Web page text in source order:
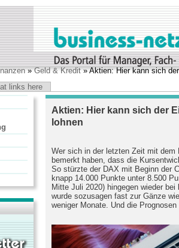
»Geld & Kredit» Aktien: Hier kann sich
links here
Aktien: Hier kann sich der
lohnen
Wer sich in der letzten Zeit mit
bemerkt haben, dass die
So stürzte der DAX mit Beginn der
knapp 14.000 Punkte unter 8.500
Mitte Juli 2020) hingegen wieder
wurde sozusagen fast zur Gänze
weniger Monate. Und die